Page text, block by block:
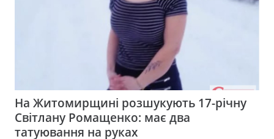
На Житомирщині розшукують 17-річну
Світлану Ромащенко: має два
татуювання на руках